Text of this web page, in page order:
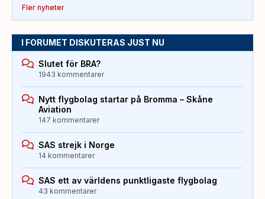
Fler nyheter
I FORUMET DISKUTERAS JUST NU
Slutet för BRA?
1943 kommentarer
Nytt flygbolag startar på Bromma – Skåne
Aviation
147 kommentarer
SAS strejk i Norge
14 kommentarer
SAS ett av världens punktligaste flygbolag
43 kommentarer